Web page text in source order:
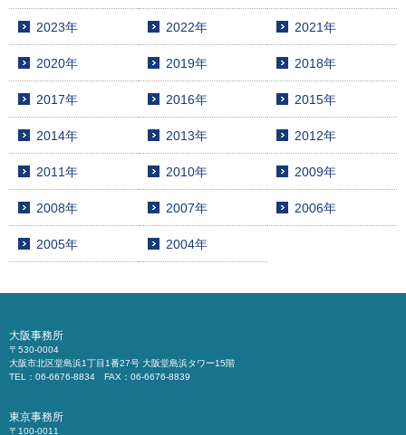
2023年 2022年 2021年
2020年 2019年 2018年
2017年 2016年 2015年
2014年 2013年 2012年
2011年 2010年 2009年
2008年 2007年 2006年
2005年 2004年
大阪事務所
〒530-0004
大阪市北区堂島浜1丁目1番27号 大阪堂島浜タワー15階
TEL：06-6676-8834 FAX：06-6676-8839
東京事務所
〒100-0011